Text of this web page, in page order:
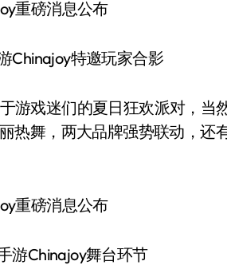
特邀玩家合影
戏迷们的夏日狂欢派对，当
热舞，两大品牌强势联动，还
Chinajoy舞台环节